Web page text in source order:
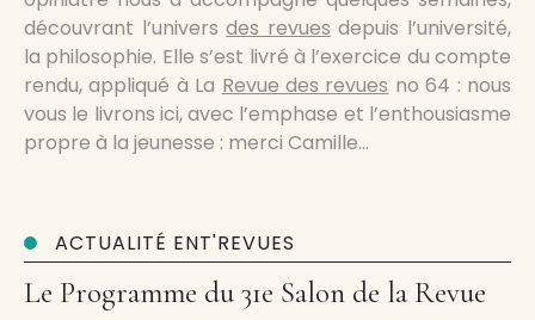
découvrant l’universdes revues depuis l’université,
la philosophie. Elle s’est livré à l’exercice du compte
rendu, appliqué à La Revue des revues no 64 : nous
vous le livrons ici, avec l’emphase et l’enthousiasme
propre à la jeunesse : merci Camille…
ACTUALITÉ ENT'REVUES
Le Programme du 31e Salon de la Revue